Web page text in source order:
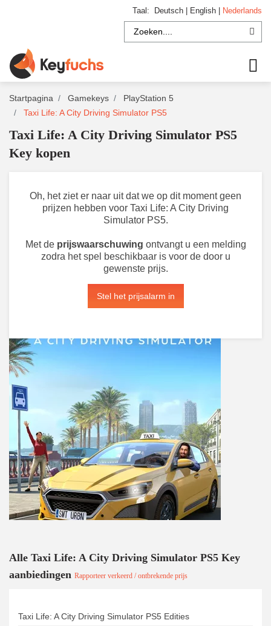
Taal: Deutsch English Nederlands
Startpagina Gamekeys
PlayStation 5
Taxi Life: A City Driving Simulator PS5
Taxi Life: A City Driving Simulator PS5
Key kopen
Oh, het ziet er naar uit dat we op dit moment geen
prijzen hebben voor Taxi Life: A City Driving
Simulator PS5.
Met de prijswaarschuwing ontvangt u een melding
zodra het spel beschikbaar is voor de door u
gewenste prijs.
Stel het prijsalarm in
Alle Taxi Life: A City Driving Simulator PS5 Key
aanbiedingen Rapporteer verkeerd / ontbrekende prijs
Taxi Life: A City Driving Simulator PS5 Edities